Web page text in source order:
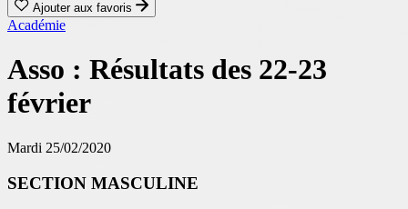
Ajouter aux favoris
Académie
Asso : Résultats des 22-23
février
Mardi 25/02/2020
SECTION MASCULINE